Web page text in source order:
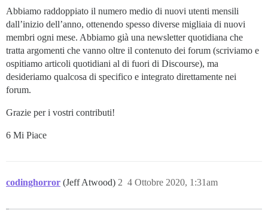
Abbiamo raddoppiato il numero medio di nuovi utenti mensili
dall’inizio dell’anno, ottenendo spesso diverse migliaia di nuovi
membri ogni mese. Abbiamo già una newsletter quotidiana che
tratta argomenti che vanno oltre il contenuto dei forum (scriviamo e
ospitiamo articoli quotidiani al di fuori di Discourse), ma
desideriamo qualcosa di specifico e integrato direttamente nei
forum.
Grazie per i vostri contributi!
6 Mi Piace
codinghorror (Jeff Atwood) 4 Ottobre 2020, 1:31am
2